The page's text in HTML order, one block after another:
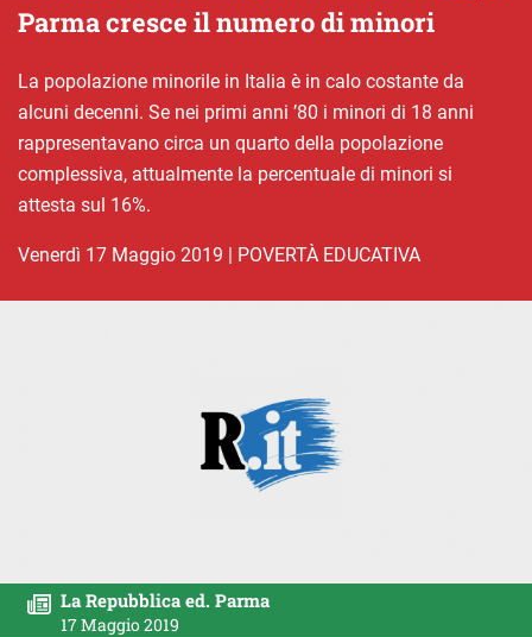
Parma cresce il numero di minori
La popolazione minorile in Italia è in calo costante da
alcuni decenni. Se nei primi anni ’80 i minori di 18 anni
rappresentavano circa un quarto della popolazione
complessiva, attualmente la percentuale di minori si
attesta sul 16%.
venerdì 17 Maggio 2019 | POVERTÀ EDUCATIVA
La Repubblica ed. Parma
17 Maggio 2019